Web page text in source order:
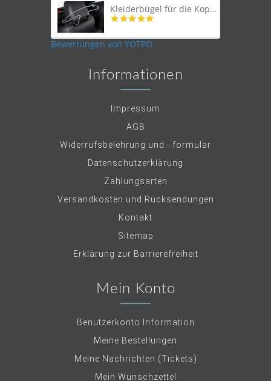
Kleiderbügel für die Kopfstütze
4.9
rating
Bewertungen von YOTPO
Informationen
Impressum
AGB
Widerrufsbelehrung und - formular
Datenschutzerklärung
Zahlungsarten
Versandkosten und Rücksendungen
Kontakt
Sitemap
Erklärung zur Barrierefreiheit
Mein Konto
Benutzerkonto Information
Meine Bestellungen
Meine Nachrichten (Tickets)
Mein Wunschzettel